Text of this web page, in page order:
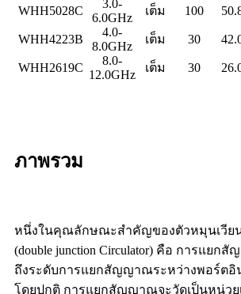
WHH5028C
3.0-
6.0GHz
เต็ม 100
WHH4223B
4.0-
8.0GHz
เต็ม 30
WHH2619C
8.0-
12.0GHz
เต็ม 30
ภาพรวม
หนึ่งในคุณลักษณะสำคัญของตัวหมุนเวีย
(double junction Circulator) คือ การแย
ถึงระดับการแยกสัญญาณระหว่างพอร์ตอิ
โดยปกติ การแยกสัญญาณจะวัดเป็นหน่วย